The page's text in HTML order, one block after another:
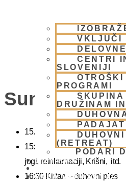
VKLJUČI
CENTRI
SLOVENIJI
OTROŠKI
PROGRAMI
SKUPINA
DRUŽINAM
(RETREAT)
PODARI
DONIRAJ
KOLEDAR
VAŠA VPRAŠANJA
Sunday
15.00 Bhadžani – duhovna
15:40 Predavanje –
jogi, reinkarnaciji, Krišni, itd.
16:30 Kirtan – duhovni ples